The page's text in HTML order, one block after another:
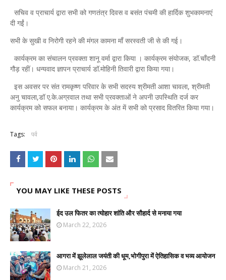
सचिव व प्राचार्य द्वारा सभी को गणतंत्र दिवस व बसंत पंचमी की हार्दिक शुभकामनाएं
दी गईं।
सभी के सुखी व निरोगी रहने की मंगल कामना माँ सरस्वती जी से की गई।
कार्यक्रम का संचालन प्रवक्ता शानू वर्मा द्वारा किया । कार्यक्रम संयोजक, डॉ.चाँदनी
गौड़ रहीं। धन्यवाद ज्ञापन प्राचार्य डॉ.मोहिनी तिवारी द्वारा किया गया।
इस अवसर पर संत रामकृष्ण परिवार के सभी सदस्य श्रीमती आशा चावला, श्रीमती
अनु चावला,डॉ ए.के.अग्रवाल तथा सभी प्रवक्ताओं ने अपनी उपस्थिति दर्ज कर
कार्यक्रम को सफल बनाया। कार्यक्रम के अंत में सभी को प्रसाद वितरित किया गया।
Tags: पर्व
YOU MAY LIKE THESE POSTS
ईद उल फितर का त्योहार शांति और सौहार्द से मनाया गया
March 22, 2026
आगरा में झूलेलाल जयंती की धूम,भोगीपुरा में ऐतिहासिक व भव्य आयोजन
March 21, 2026